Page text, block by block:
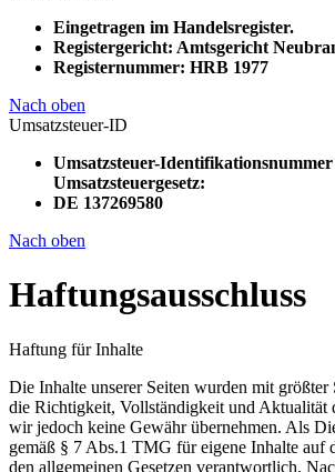
Eingetragen im Handelsregister.
Registergericht: Amtsgericht
Registernummer: HRB 1977
Nach oben
Umsatzsteuer-ID
Umsatzsteuer-Identifikationsnummer
Umsatzsteuergesetz:
DE 137269580
Nach oben
Haftungsausschluss
Haftung für Inhalte
Die Inhalte unserer Seiten wurden mit größter
die Richtigkeit, Vollständigkeit und Aktualität
wir jedoch keine Gewähr übernehmen. Als
gemäß § 7 Abs.1 TMG für eigene Inhalte auf
den allgemeinen Gesetzen verantwortlich.